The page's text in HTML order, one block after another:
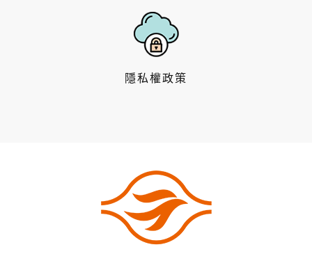
隱私權政策